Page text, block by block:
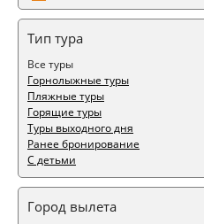
Тип тура
Все туры
Горнолыжные туры
Пляжные туры
Горящие туры
Туры выходного дня
Ранее бронирование
С детьми
Город вылета